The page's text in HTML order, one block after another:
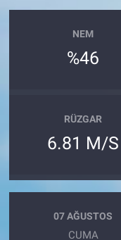
NEM
%46
RÜZGAR
6.81 M/S
07 AĞUSTOS
CUMA